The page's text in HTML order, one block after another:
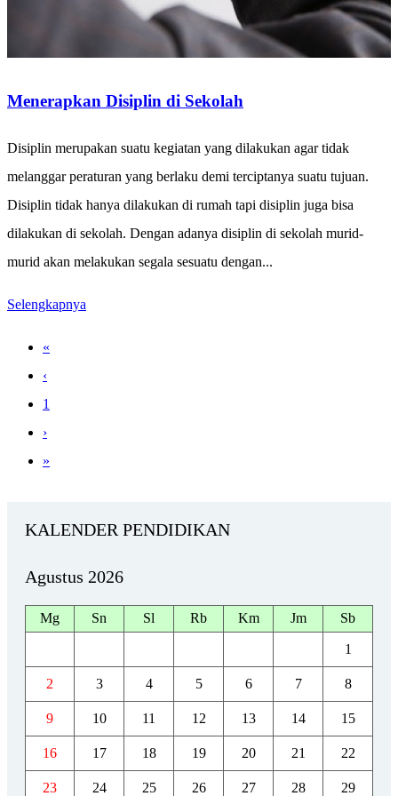
Menerapkan Disiplin di Sekolah
Disiplin merupakan suatu kegiatan yang dilakukan agar tidak
melanggar peraturan yang berlaku demi terciptanya suatu tujuan.
Disiplin tidak hanya dilakukan di rumah tapi disiplin juga bisa
dilakukan di sekolah. Dengan adanya disiplin di sekolah murid-
murid akan melakukan segala sesuatu dengan...
Selengkapnya
«
‹
1
›
»
KALENDER PENDIDIKAN
Agustus 2026
Mg Sn Sl Rb Km Jm Sb
1
2 3 4 5 6 7 8
9 10 11 12 13 14 15
16 17 18 19 20 21 22
23 24 25 26 27 28 29